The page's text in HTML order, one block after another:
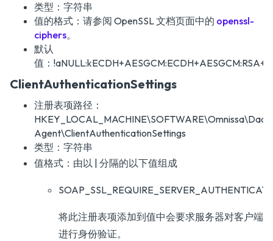
类型：字符串
值的格式：请参阅 OpenSSL 文档页面中的 openssl-
ciphers。
默认
值：
ClientAuthenticationSettings
注册表项路径：
HKEY_LOCAL_MACHINE\SOFTWARE\Omnissa\DaaS
Agent\ClientAuthenticationSettings
类型：字符串
值格式：由以 | 分隔的以下值组成
将此注册表项添加到值中会要求服务器对客户端
进行身份验证。